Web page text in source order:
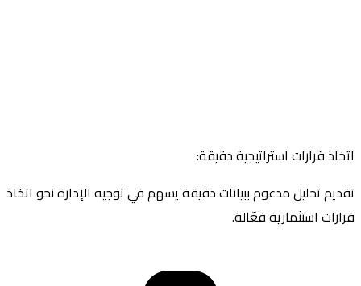
اتخاذ قرارات استراتيجية دقيقة:
تقديم تحليل مدعوم ببيانات دقيقة يسهم في توجيه الإدارة نحو اتخاذ
قرارات استثمارية فعّالة.